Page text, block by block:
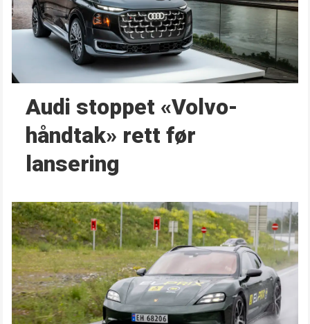
Audi stoppet «Volvo-
håndtak» rett før
lansering